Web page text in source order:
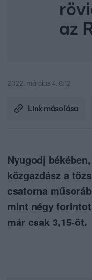
az
2022. március 4. 6:12
Link másolása
Nyugodj
közgazdász a
csatorna
mint négy
már csak 3,15-öt.